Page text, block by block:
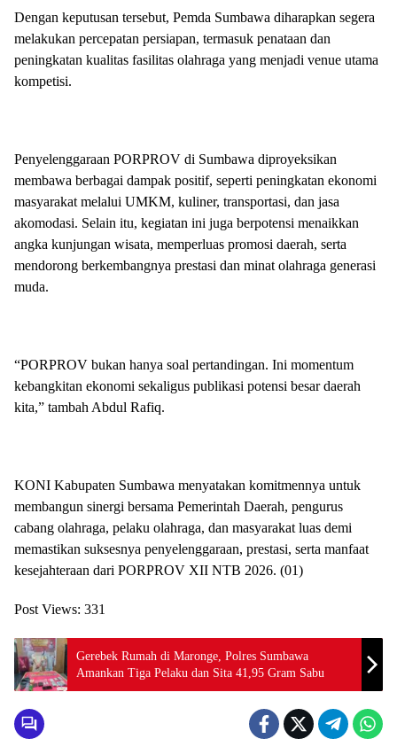
Dengan keputusan tersebut, Pemda Sumbawa diharapkan segera
melakukan percepatan persiapan, termasuk penataan dan
peningkatan kualitas fasilitas olahraga yang menjadi venue utama
kompetisi.
Penyelenggaraan PORPROV di Sumbawa diproyeksikan
membawa berbagai dampak positif, seperti peningkatan ekonomi
masyarakat melalui UMKM, kuliner, transportasi, dan jasa
akomodasi. Selain itu, kegiatan ini juga berpotensi menaikkan
angka kunjungan wisata, memperluas promosi daerah, serta
mendorong berkembangnya prestasi dan minat olahraga generasi
muda.
“PORPROV bukan hanya soal pertandingan. Ini momentum
kebangkitan ekonomi sekaligus publikasi potensi besar daerah
kita,” tambah Abdul Rafiq.
KONI Kabupaten Sumbawa menyatakan komitmennya untuk
membangun sinergi bersama Pemerintah Daerah, pengurus
cabang olahraga, pelaku olahraga, dan masyarakat luas demi
memastikan suksesnya penyelenggaraan, prestasi, serta manfaat
kesejahteraan dari PORPROV XII NTB 2026. (01)
Post Views: 331
Gerebek Rumah di Maronge, Polres Sumbawa
Amankan Tiga Pelaku dan Sita 41,95 Gram Sabu